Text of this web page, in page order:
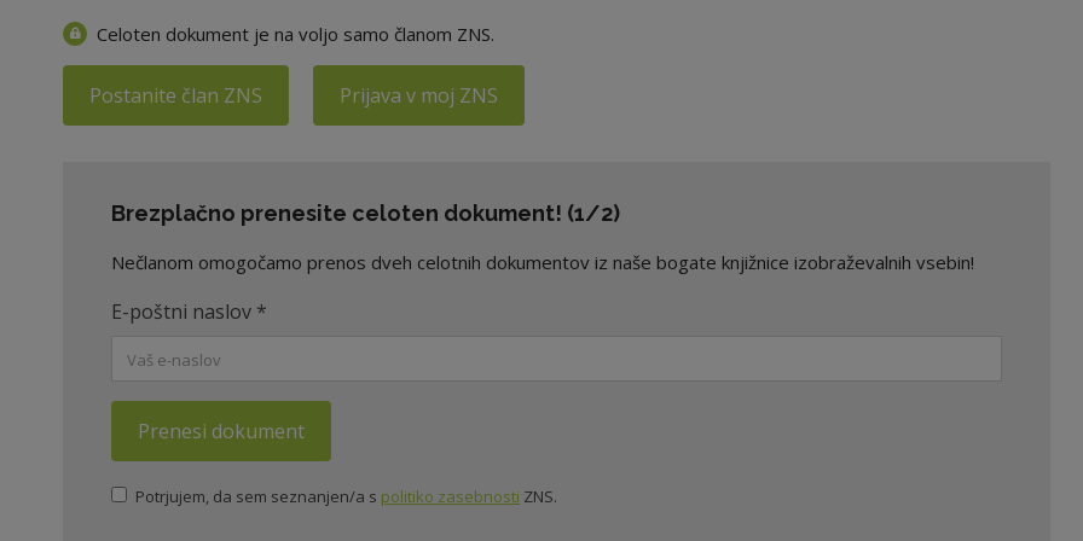
Celoten dokument je na voljo samo članom ZNS.
Postanite član ZNS Prijava v moj ZNS
Brezplačno prenesite celoten dokument! (1/2)
Nečlanom omogočamo prenos dveh celotnih dokumentov iz naše bogate knjižnice izobraževalnih vsebin!
E-poštni naslov *
Prenesi dokument
Potrjujem, da sem seznanjen/a s politiko zasebnosti ZNS.